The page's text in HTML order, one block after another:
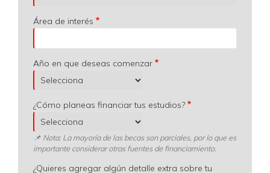
Área de interés
Año en que deseas comenzar
¿Cómo planeas financiar tus estudios?
📌 Nota: La mayoría de las becas son parciales, por lo que es
importante considerar otras fuentes de financiamiento.
¿Quieres agregar algún detalle extra sobre tu